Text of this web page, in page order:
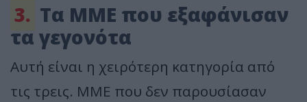
3. Τα ΜΜΕ που εξαφάνισαν
τα γεγονότα
Αυτή είναι η χειρότερη κατηγορία από
τις τρεις. ΜΜΕ που δεν παρουσίασαν